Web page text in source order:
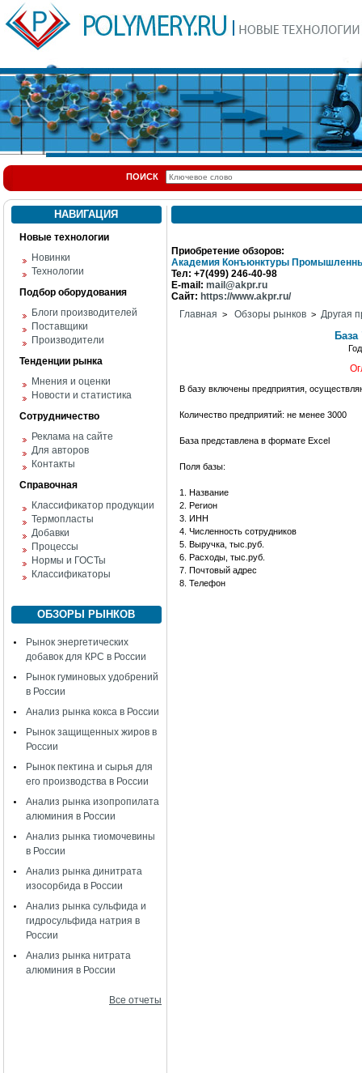
ПОИСК
НАВИГАЦИЯ
Новые технологии
Новинки
Технологии
Подбор оборудования
Блоги производителей
Поставщики
Производители
Тенденции рынка
Мнения и оценки
Новости и статистика
Сотрудничество
Реклама на сайте
Для авторов
Контакты
Справочная
Классификатор продукции
Термопласты
Добавки
Процессы
Нормы и ГОСТы
Классификаторы
ОБЗОРЫ РЫНКОВ
Рынок энергетических
добавок для КРС в России
Рынок гуминовых удобрений
в России
Анализ рынка кокса в России
Рынок защищенных жиров в
России
Рынок пектина и сырья для
его производства в России
Анализ рынка изопропилата
алюминия в России
Анализ рынка тиомочевины
в России
Анализ рынка динитрата
изосорбида в России
Анализ рынка сульфида и
гидросульфида натрия в
России
Анализ рынка нитрата
алюминия в России
Все отчеты
Приобретение обзоров:
Академия Конъюнктуры
Тел: +7(499) 246-40-98
E-mail: mail@akpr.ru
Сайт: https://www.akpr.ru/
Главная > Обзоры рынков > Другая
В базу включены предприятия,
Количество предприятий: не менее 3000
База представлена в формате Excel
Поля базы:
1. Название
2. Регион
3. ИНН
4. Численность сотрудников
5. Выручка, тыс.руб.
6. Расходы, тыс.руб.
7. Почтовый адрес
8. Телефон